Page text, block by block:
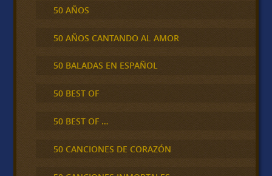
50 AÑOS
50 AÑOS CANTANDO AL AMOR
50 BALADAS EN ESPAÑOL
50 BEST OF
50 BEST OF …
50 CANCIONES DE CORAZÓN